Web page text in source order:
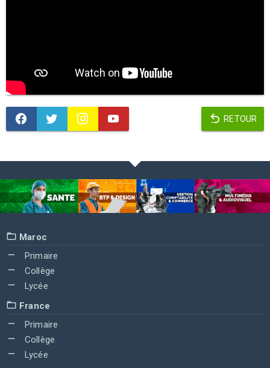
RETOUR
Maroc
Primaire
Collège
Lycée
France
Primaire
Collège
Lycée